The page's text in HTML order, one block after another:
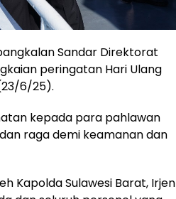
Sandar Direktorat
peringatan Hari Ulang
6/25).
kepada para pahlawan
raga demi keamanan dan
Kapolda Sulawesi Barat, Irjen